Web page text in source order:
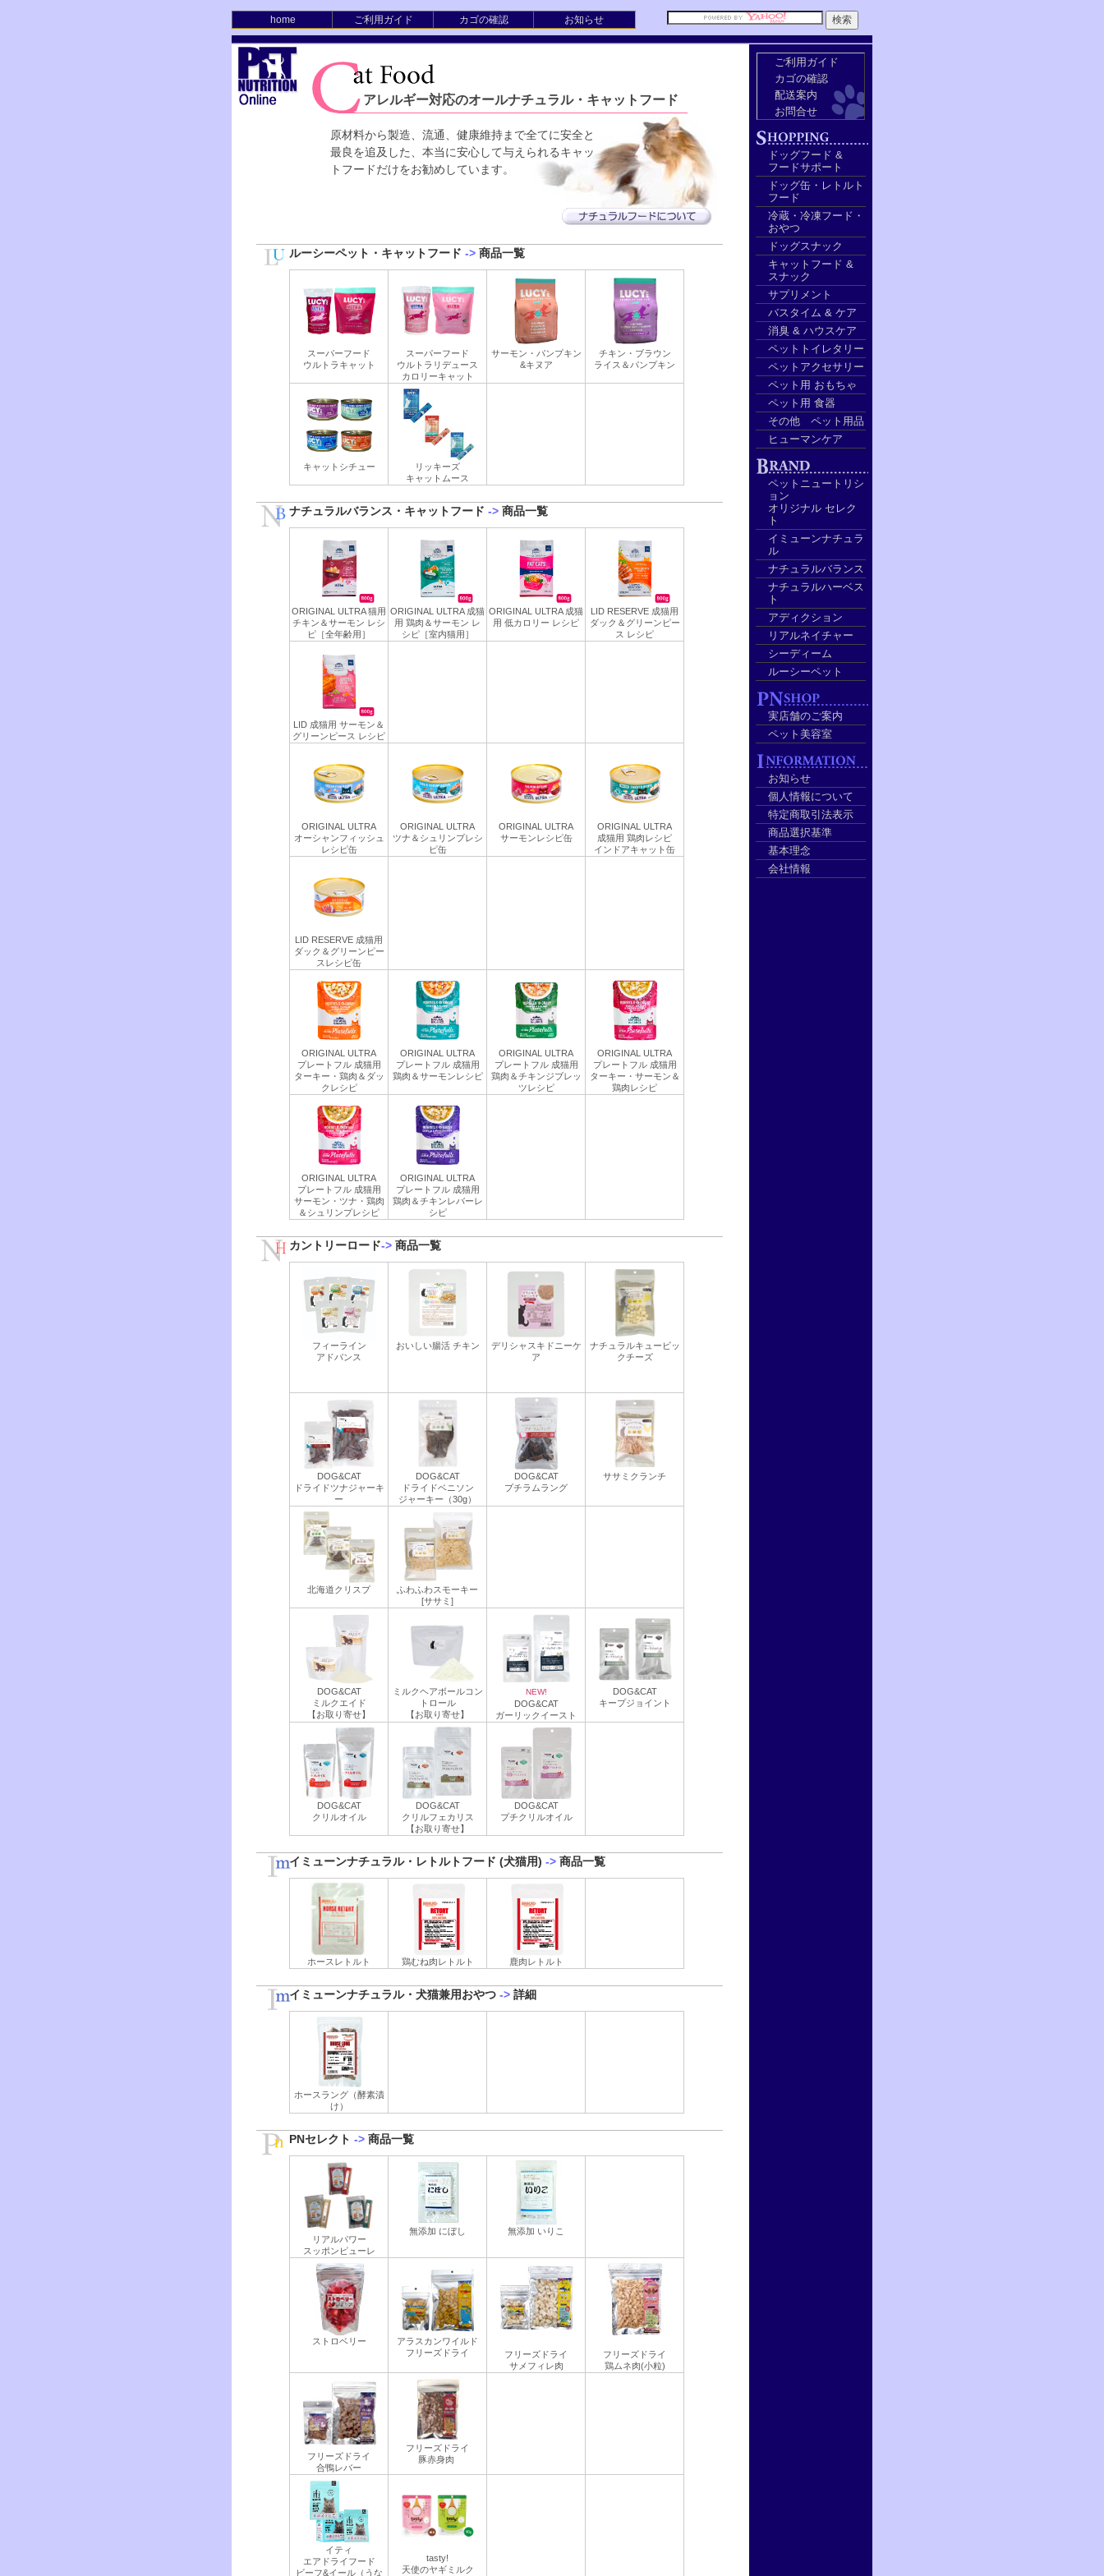
home ご利用ガイド カゴの確認 お知らせ
アレルギー対応のオールナチュラル・キャットフード
原材料から製造、流通、健康維持まで全てに安全と
最良を追及した、本当に安心して与えられるキャッ
トフードだけをお勧めしています。
ルーシーペット・キャットフード -> 商品一覧
スーパーフード
ウルトラキャット
スーパーフード
ウルトラリデュース
カロリーキャット
サーモン・パンプキン
&キヌア
チキン・ブラウン
ライス＆パンプキン
キャットシチュー
リッキーズ
キャットムース
ナチュラルバランス・キャットフード -> 商品一覧
ORIGINAL ULTRA 猫用
チキン＆サーモン レシ
ピ［全年齢用］
ORIGINAL ULTRA 成猫
用 鶏肉＆サーモン レ
シピ［室内猫用］
ORIGINAL ULTRA 成猫
用 低カロリー レシピ
LID RESERVE 成猫用
ダック＆グリーンピー
ス レシピ
LID 成猫用 サーモン＆
グリーンピース レシピ
ORIGINAL ULTRA
オーシャンフィッシュ
レシピ缶
ORIGINAL ULTRA
ツナ＆シュリンプレシ
ピ缶
ORIGINAL ULTRA
サーモンレシピ缶
ORIGINAL ULTRA
成猫用 鶏肉レシピ
インドアキャット缶
LID RESERVE 成猫用
ダック＆グリーンピー
スレシピ缶
ORIGINAL ULTRA
プレートフル 成猫用
ターキー・鶏肉＆ダッ
クレシピ
ORIGINAL ULTRA
プレートフル 成猫用
鶏肉＆サーモンレシピ
ORIGINAL ULTRA
プレートフル 成猫用
鶏肉＆チキンジブレッ
ツレシピ
ORIGINAL ULTRA
プレートフル 成猫用
ターキー・サーモン＆
鶏肉レシピ
ORIGINAL ULTRA
プレートフル 成猫用
サーモン・ツナ・鶏肉
＆シュリンプレシピ
ORIGINAL ULTRA
プレートフル 成猫用
鶏肉＆チキンレバーレ
シピ
カントリーロード-> 商品一覧
フィーライン
アドバンス
おいしい腸活 チキン
デリシャスキドニーケ
ア
ナチュラルキュービッ
クチーズ
DOG&CAT
ドライドツナジャーキ
ー
DOG&CAT
ドライドベニソン
ジャーキー（30g）
DOG&CAT
プチラムラング
ササミクランチ
北海道クリスプ
ふわふわスモーキー
[ササミ]
DOG&CAT
ミルクエイド
【お取り寄せ】
ミルクヘアボールコン
トロール
【お取り寄せ】
NEW!
DOG&CAT
ガーリックイースト
DOG&CAT
キープジョイント
DOG&CAT
クリルオイル
DOG&CAT
クリルフェカリス
【お取り寄せ】
DOG&CAT
プチクリルオイル
イミューンナチュラル・レトルトフード (犬猫用) -> 商品一覧
ホースレトルト 鶏むね肉レトルト 鹿肉レトルト
イミューンナチュラル・犬猫兼用おやつ -> 詳細
ホースラング（酵素漬
け）
PNセレクト -> 商品一覧
リアルパワー
スッポンピューレ
無添加 にぼし 無添加 いりこ
ストロベリー
アラスカンワイルド
フリーズドライ
フリーズドライ
サメフィレ肉
フリーズドライ
鶏ムネ肉(小粒)
フリーズドライ
合鴨レバー
フリーズドライ
豚赤身肉
イティ
エアドライフード
ビーフ&イール（うな
tasty!
天使のヤギミルク
ご利用ガイド
カゴの確認
配送案内
お問合せ
ドッグフード &
フードサポート
ドッグ缶・レトルト
フード
冷蔵・冷凍フード・
おやつ
ドッグスナック
キャットフード &
スナック
サプリメント
バスタイム & ケア
消臭 & ハウスケア
ペットトイレタリー
ペットアクセサリー
ペット用 おもちゃ
ペット用 食器
その他 ペット用品
ヒューマンケア
ペットニュートリシ
ョン
オリジナル セレク
ト
イミューンナチュラ
ル
ナチュラルバランス
ナチュラルハーベス
ト
アディクション
リアルネイチャー
シーディーム
ルーシーペット
実店舗のご案内
ペット美容室
お知らせ
個人情報について
特定商取引法表示
商品選択基準
基本理念
会社情報